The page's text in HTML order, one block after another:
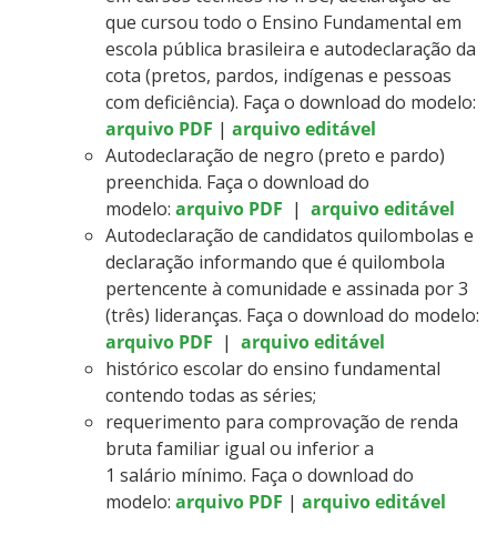
que cursou todo o Ensino Fundamental em
escola pública brasileira e autodeclaração da
cota (pretos, pardos, indígenas e pessoas
com deficiência). Faça o download do modelo:
arquivo PDF | arquivo editável
Autodeclaração de negro (preto e pardo)
preenchida. Faça o download do
modelo: arquivo PDF | arquivo editável
Autodeclaração de candidatos quilombolas e
declaração informando que é quilombola
pertencente à comunidade e assinada por 3
(três) lideranças. Faça o download do modelo:
arquivo PDF | arquivo editável
histórico escolar do ensino fundamental
contendo todas as séries;
requerimento para comprovação de renda
bruta familiar igual ou inferior a
1 salário mínimo. Faça o download do
modelo: arquivo PDF | arquivo editável